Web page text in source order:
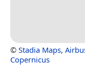
© Stadia Maps,
Copernicus